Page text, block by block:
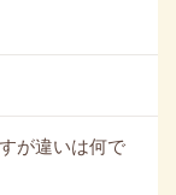
が違いは何で